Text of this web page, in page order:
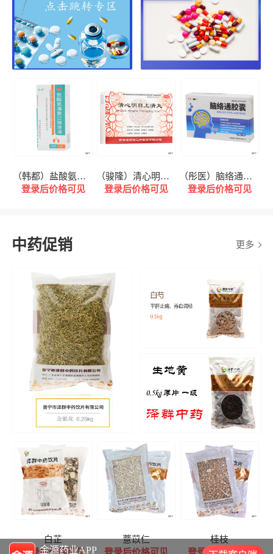
（韩都）盐酸氨溴索口服溶液
登录后价格可见
（骏隆）清心明目上清丸
登录后价格可见
（彤医）脑络通胶囊
登录后价格可见
中药促销 更多
白芷
薏苡仁
桂枝
金源药业APP